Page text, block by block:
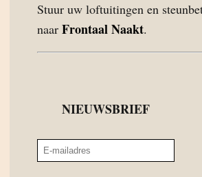
Stuur uw loftuitingen en
naar Frontaal Naakt.
NIEUWSBRIEF